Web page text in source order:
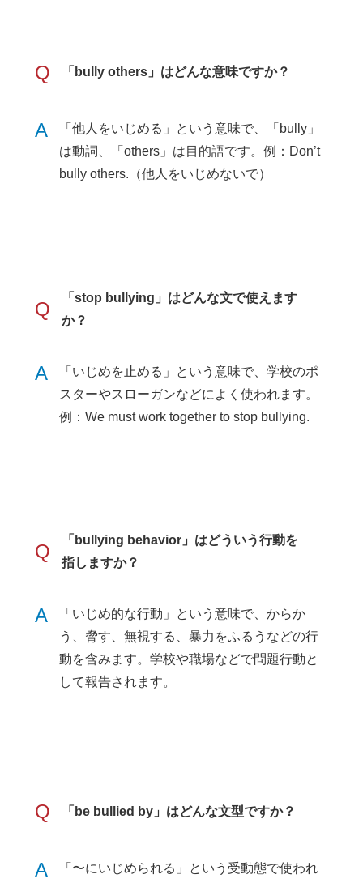
Q 「bully others」はどんな意味ですか？
A
「他人をいじめる」という意味で、「bully」
は動詞、「others」は目的語です。例：Don’t
bully others.（他人をいじめないで）
Q
「stop bullying」はどんな文で使えます
か？
A
「いじめを止める」という意味で、学校のポ
スターやスローガンなどによく使われます。
例：We must work together to stop bullying.
Q
「bullying behavior」はどういう行動を
指しますか？
A
「いじめ的な行動」という意味で、からか
う、脅す、無視する、暴力をふるうなどの行
動を含みます。学校や職場などで問題行動と
して報告されます。
Q 「be bullied by」はどんな文型ですか？
A 「〜にいじめられる」という受動態で使われ